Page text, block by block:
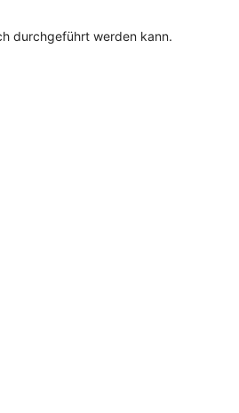
durchgeführt werden kann.